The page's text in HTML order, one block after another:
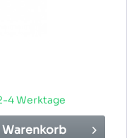
4 Werktage
Warenkorb